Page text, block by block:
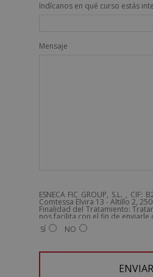
Indícanos en qué curso estás
Mensaje
ESNECA FIC GROUP, S.L. ,
Comtessa Elvira 13 - Altillo 2,
Finalidad del Tratamiento:
nos facilita con el fin de
tipo comercial relacionado con
y otros tipo de productos que
Derechos: Puede ejercitar sus
admin@grupoesneca.com.
SÍ NO